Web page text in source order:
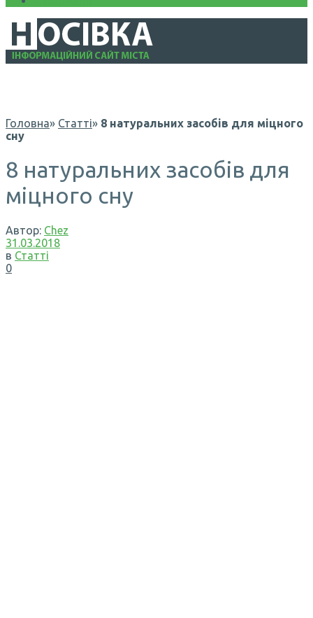
Головна» Статті» 8 натуральних засобів для міцного
сну
8 натуральних засобів для
міцного сну
Автор: Chez
31.03.2018
в Статті
0